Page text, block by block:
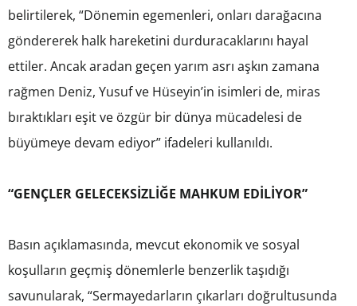
belirtilerek, “Dönemin egemenleri, onları darağacına
göndererek halk hareketini durduracaklarını hayal
ettiler. Ancak aradan geçen yarım asrı aşkın zamana
rağmen Deniz, Yusuf ve Hüseyin’in isimleri de, miras
bıraktıkları eşit ve özgür bir dünya mücadelesi de
büyümeye devam ediyor” ifadeleri kullanıldı.
“GENÇLER GELECEKSİZLİĞE MAHKUM EDİLİYOR”
Basın açıklamasında, mevcut ekonomik ve sosyal
koşulların geçmiş dönemlerle benzerlik taşıdığı
savunularak, “Sermayedarların çıkarları doğrultusunda